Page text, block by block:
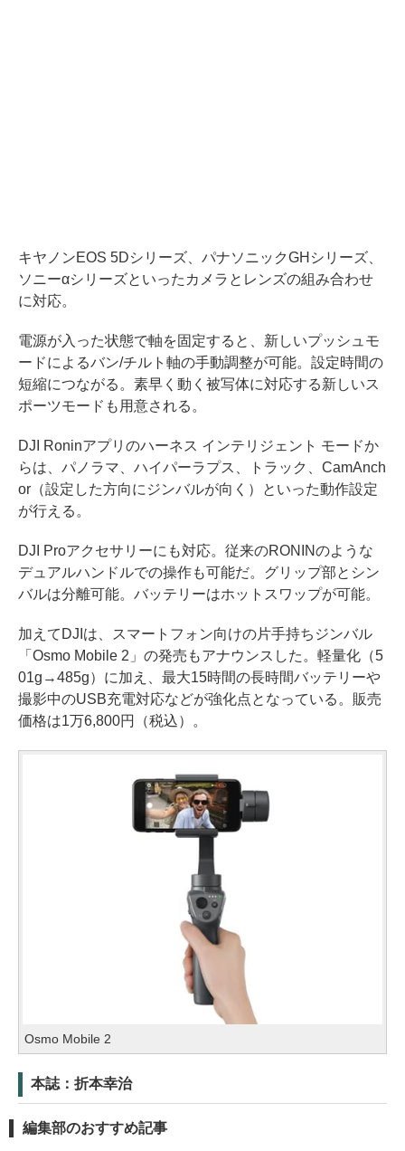
キヤノンEOS 5Dシリーズ、パナソニックGHシリーズ、
ソニーαシリーズといったカメラとレンズの組み合わせ
に対応。
電源が入った状態で軸を固定すると、新しいプッシュモ
ードによるバン/チルト軸の手動調整が可能。設定時間の
短縮につながる。素早く動く被写体に対応する新しいス
ポーツモードも用意される。
DJI Roninアプリのハーネス インテリジェント モードか
らは、パノラマ、ハイパーラプス、トラック、CamAnch
or（設定した方向にジンバルが向く）といった動作設定
が行える。
DJI Proアクセサリーにも対応。従来のRONINのような
デュアルハンドルでの操作も可能だ。グリップ部とシン
バルは分離可能。バッテリーはホットスワップが可能。
加えてDJIは、スマートフォン向けの片手持ちジンバル
「Osmo Mobile 2」の発売もアナウンスした。軽量化（5
01g→485g）に加え、最大15時間の長時間バッテリーや
撮影中のUSB充電対応などが強化点となっている。販売
価格は1万6,800円（税込）。
Osmo Mobile 2
本誌：折本幸治
編集部のおすすめ記事